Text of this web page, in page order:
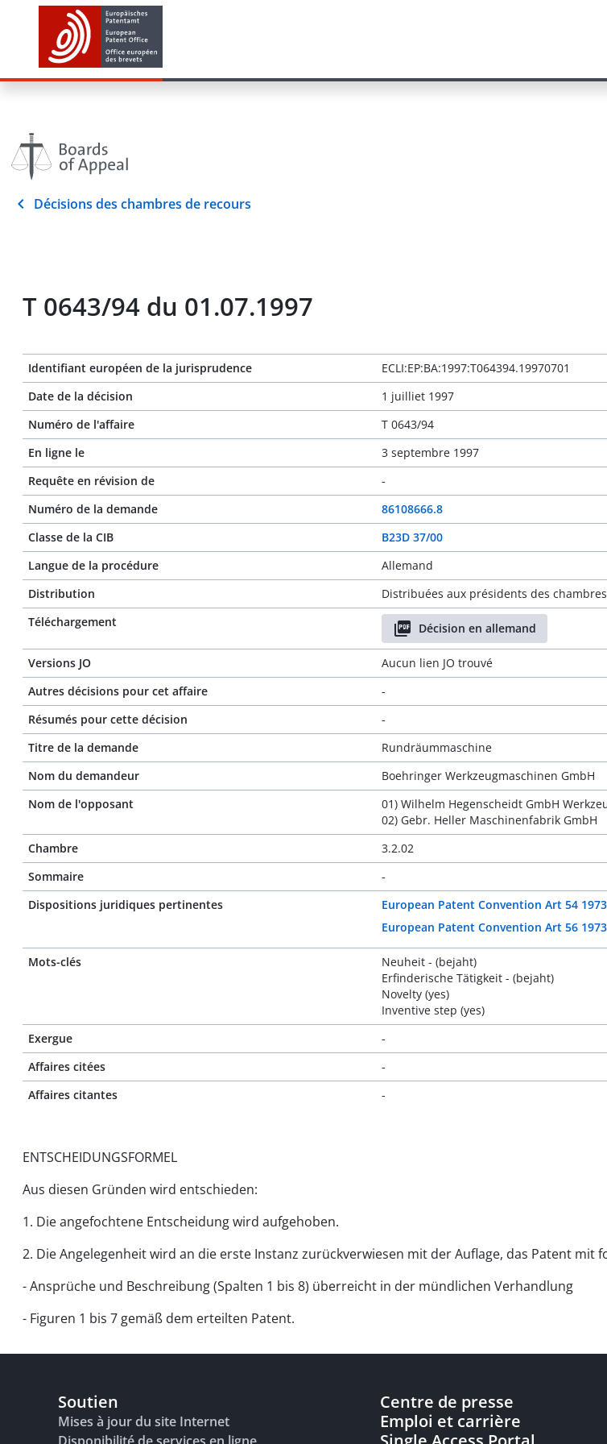
Décisions des chambres de recours
T 0643/94 du 01.07.1997
Identifiant européen de la jurisprudence
ECLI:EP:BA:1997:T064394.19970701
Date de la décision
1 juilliet 1997
Numéro de l'affaire
T 0643/94
En ligne le
3 septembre 1997
Requête en révision de
-
Numéro de la demande
86108666.8
Classe de la CIB
B23D 37/00
Langue de la procédure
Allemand
Distribution
Distribuées aux présidents des
Téléchargement
Décision en allemand
Versions JO
Aucun lien JO trouvé
Autres décisions pour cet affaire
-
Résumés pour cette décision
-
Titre de la demande
Rundräummaschine
Nom du demandeur
Boehringer Werkzeugmaschinen GmbH
Nom de l'opposant
01) Wilhelm Hegenscheidt GmbH
02) Gebr. Heller Maschinenfabrik GmbH
Chambre
3.2.02
Sommaire
-
Dispositions juridiques pertinentes
European Patent Convention Art 54 1973
European Patent Convention Art 56 1973
Mots-clés
Neuheit - (bejaht)
Erfinderische Tätigkeit - (bejaht)
Novelty (yes)
Inventive step (yes)
Exergue
-
Affaires citées
-
Affaires citantes
-
ENTSCHEIDUNGSFORMEL
Aus diesen Gründen wird entschieden:
1. Die angefochtene Entscheidung wird aufgehoben.
2. Die Angelegenheit wird an die erste Instanz zurückverwiesen mit der Auflage, das Patent
- Ansprüche und Beschreibung (Spalten 1 bis 8) überreicht in der mündlichen Verhandlung
- Figuren 1 bis 7 gemäß dem erteilten Patent.
Soutien
Mises à jour du site Internet
Centre de presse
Emploi et carrière